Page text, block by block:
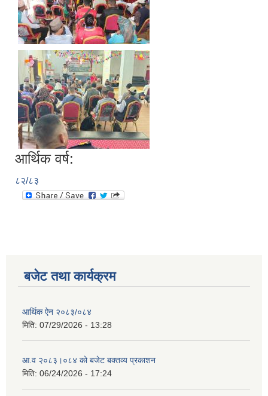
आर्थिक वर्ष:
८२/८३
बजेट तथा कार्यक्रम
आर्थिक ऐन २०८३/०८४
मिति: 07/29/2026 - 13:28
आ.व २०८३।०८४ को बजेट बक्तव्य प्रकाशन
मिति: 06/24/2026 - 17:24